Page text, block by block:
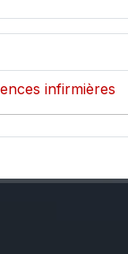
infirmières